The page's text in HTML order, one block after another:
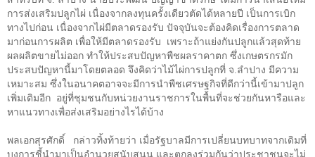
การส่งเสริมปลูกไผ่ เนื่องจากลงทุนครั้งเดียวตัดได้หลายปี เป็นการเบิก
ทางไปก่อน เนื่องจากไผ่มีตลาดรองรับ ปัจจุบันจะต้องคิดเรื่องการตลาด
มาก่อนการผลิต เพื่อให้มีตลาดรองรับ
เพราะถ้าแย่งกันปลูกแล้วสุดท้าย
ผลผลิตขายไม่ออก ทำให้ประสบปัญหาพืชผลราคาตก ซึ่งเกษตรกรมัก
ประสบปัญหานี้มาโดยตลอด จึงคิดว่าไม้ไผ่การปลูกที่ จ.ลำปาง มีความ
เหมาะสม ซึ่งในอนาคตอาจจะมีการนำพืชเศรษฐกิจที่ดีกว่านี้เข้ามาปลูก
เพิ่มเติมอีก อยู่ที่ชุมชนกับหน่วยงานราชการในพื้นที่จะช่วยกันหารือและ
หาแนวทางเพื่อส่งเสริมอย่างไรได้บ้าง
พลเอกสุรศักดิ์
กล่าวทิ้งท้ายว่า เมื่อรัฐบาลมีการเปลี่ยนบทบาทจากเดิมที่
บงการชี้นำมาเป็นอำนวยสนับสนุน และตกลงร่วมกันว่าประชาชนจะไม่